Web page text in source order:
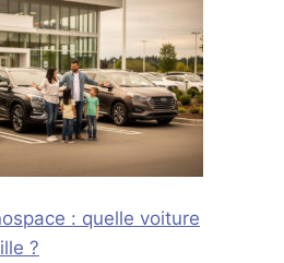
: quelle voiture
?